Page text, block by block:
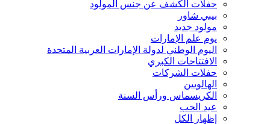
حفلات الكشف عن جنس المولود
بيبي شاور
مولود جديد
يوم علم الإمارات
اليوم الوطني لدولة الإمارات العربية المتحدة
الافتتاحات الكبري
حفلات الشركات
الهالويين
الكريسماس ورأس السنة
عيد الحب
إظهار الكل